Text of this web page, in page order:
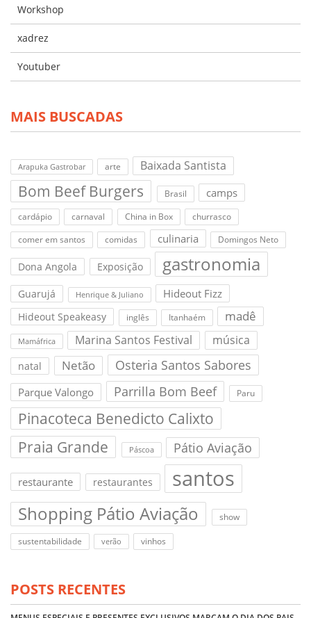
Workshop
xadrez
Youtuber
MAIS BUSCADAS
Arapuka Gastrobar arte Baixada Santista
Bom Beef Burgers Brasil camps
cardápio carnaval China in Box
churrasco
comer em santos
comidas culinaria Domingos Neto
Dona Angola Exposição gastronomia
Guarujá Henrique & Juliano Hideout Fizz
Hideout Speakeasy inglês Itanhaém madê
Mamáfrica Marina Santos Festival música
natal Netão Osteria Santos Sabores
Parque Valongo Parrilla Bom Beef Paru
Pinacoteca Benedicto Calixto
Praia Grande
Páscoa Pátio Aviação
restaurante restaurantes santos
Shopping Pátio Aviação show
sustentabilidade verão vinhos
POSTS RECENTES